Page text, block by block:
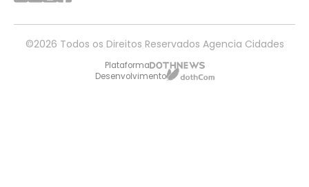
©2026 Todos os Direitos Reservados Agencia Cidades
Plataforma
Desenvolvimento